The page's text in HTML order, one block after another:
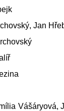
Jan
Vášáryová,